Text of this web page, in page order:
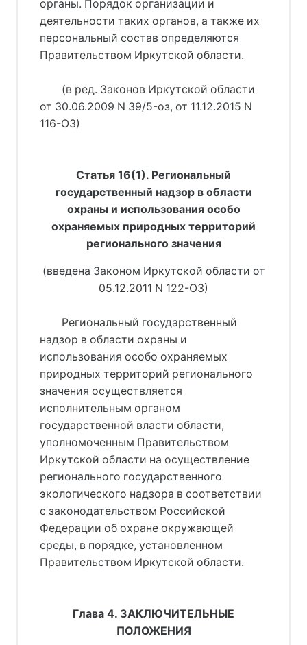
органы. Порядок организации и
деятельности таких органов, а также их
персональный состав определяются
Правительством Иркутской области.
(в ред. Законов Иркутской области
от 30.06.2009 N 39/5-оз, от 11.12.2015 N
116-ОЗ)
Статья 16(1). Региональный
государственный надзор в области
охраны и использования особо
охраняемых природных территорий
регионального значения
(введена Законом Иркутской области от
05.12.2011 N 122-ОЗ)
Региональный государственный
надзор в области охраны и
использования особо охраняемых
природных территорий регионального
значения осуществляется
исполнительным органом
государственной власти области,
уполномоченным Правительством
Иркутской области на осуществление
регионального государственного
экологического надзора в соответствии
с законодательством Российской
Федерации об охране окружающей
среды, в порядке, установленном
Правительством Иркутской области.
Глава 4. ЗАКЛЮЧИТЕЛЬНЫЕ
ПОЛОЖЕНИЯ